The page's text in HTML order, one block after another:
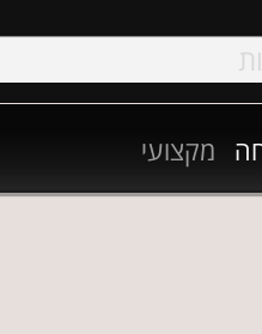
מקצועי